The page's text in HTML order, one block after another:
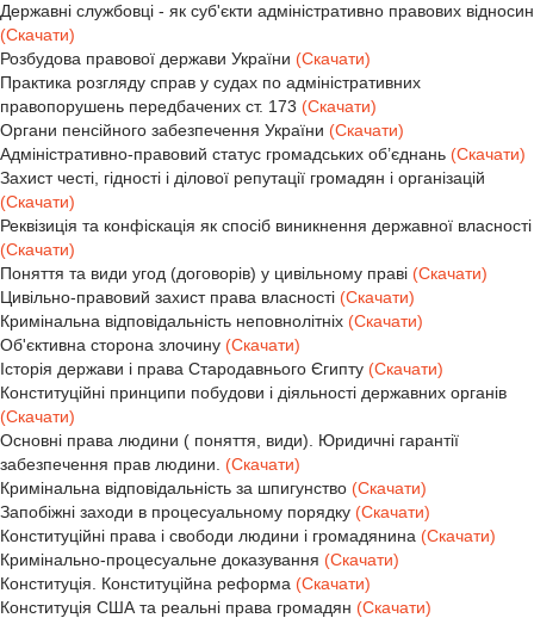
Державні службовці - як суб'єкти адміністративно правових відносин
(Скачати)
Розбудова правової держави України (Скачати)
Практика розгляду справ у судах по адміністративних
правопорушень передбачених ст. 173 (Скачати)
Органи пенсійного забезпечення України (Скачати)
Адміністративно-правовий статус громадських об’єднань (Скачати)
Захист честі, гідності і ділової репутації громадян і організацій
(Скачати)
Реквізиція та конфіскація як спосіб виникнення державної власності
(Скачати)
Поняття та види угод (договорів) у цивільному праві (Скачати)
Цивільно-правовий захист права власності (Скачати)
Кримінальна відповідальність неповнолітніх (Скачати)
Об'єктивна сторона злочину (Скачати)
Історія держави і права Стародавнього Єгипту (Скачати)
Конституційні принципи побудови і діяльності державних органів
(Скачати)
Основні права людини ( поняття, види). Юридичні гарантії
забезпечення прав людини. (Скачати)
Кримінальна відповідальність за шпигунство (Скачати)
Запобіжні заходи в процесуальному порядку (Скачати)
Конституційні права і свободи людини і громадянина (Скачати)
Кримінально-процесуальне доказування (Скачати)
Конституція. Конституційна реформа (Скачати)
Конституція США та реальні права громадян (Скачати)